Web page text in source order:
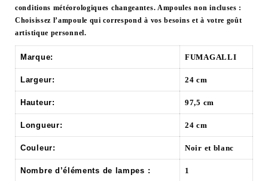
conditions météorologiques changeantes. Ampoules non incluses :
Choisissez l’ampoule qui correspond à vos besoins et à votre goût
artistique personnel.
Marque: FUMAGALLI
Largeur: 24 cm
Hauteur: 97,5 cm
Longueur: 24 cm
Couleur: Noir et blanc
Nombre d’éléments de lampes : 1